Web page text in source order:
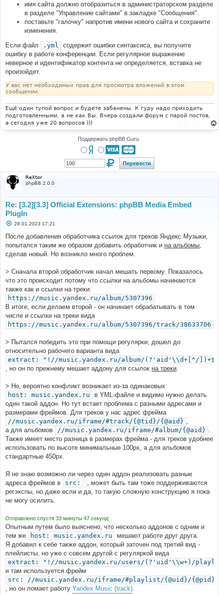
имя сайта должно отобразиться в администраторском разделе
в разделе "Управление сайтами" в закладке "Сообщения".
поставьте "галочку" напротив имени нового сайта и сохраните
изменения.
Если файл
.yml
содержит ошибки синтаксиса, вы получите
ошибку в работе конференции. Если регулярное выражение
неверное и идентификатор контента не определяется, вставка не
произойдет.
У вас нет необходимых прав для просмотра вложений в этом
сообщении.
Ещё один тупой вопрос и будете забанены. К гуру надо приходить
подготовленными, а не как Вы. Вчера создали форум с парой постов,
а сегодня уже 20 вопросов )))
Поддержать phpBB Guru
ReXtor
phpBB 2.0.0
Re: [3.2][3.3] Official Extensions: phpBB Media Embed
PlugIn
С
о
б
щ
е
н
е
28.01.2023 17:21
После добавления обработчика ссылок для треков Яндекс.Музыки,
попытался таким же образом добавить обработчик и на альбомы
сделав новый. Но возникло много проблем.
> Сначала второй обработчик начал мешать первому. Показалось
что это происходит потому что ссылки на альбомы начинаются
также как и ссылки на треки:
https://music.yandex.ru/album/5307396
В итоге, если делаем второй - он начинает обрабатывать в том
числе и ссылки на треки вида
https://music.yandex.ru/album/5307396/track/38633706
> Пытался победить это при помощи регулярки, дошел до
относительно рабочего варианта вида
extract: "!//music.yandex.ru/album/(?'aid'\\d+[^/
, но он по прежнему мешает аддону для ссылок на треки
> Но, вероятно конфликт возникает из-за одинаковых
host: music.yandex.ru
в YML-файле и видимо нужно делать
один такой аддон. Но тут встает проблема с разными адресами и
размерами фреймов. Для треков у нас адрес фрейма
//music.yandex.ru/iframe/#track/{@tid}/{@aid}
а для альбомов
//music.yandex.ru/iframe/#album/{@aid}
Также имеет место разница в размерах фрейма - для треков удобнее
использовать по высоте минимальные 100px, а для альбомов
стандартные 450px.
Я не знаю возможно ли через один аддон реализовать разные
адреса фреймов в
src:
, может быть там тоже поддерживаются
регэкспы, но даже если и да, то такую сложную конструкцию я пока
не могу осилить.
Отправлено спустя 33 минуты 47 секунд:
Опытным путем было выяснено, что несколько аддонов с одним и
тем же
host: music.yandex.ru
мешают работе друг друга.
Я добавил к себе также аддон, который заточен под третий вид -
плейлисты, но уже с совсем другой с регуляркой вида
extract: "!//music.yandex.ru/users/(?'uid'\\w+)/
и там используется фрейм
src: //music.yandex.ru/iframe/#playlist/{@uid}/{@pid}
, но он ломает работу Yandex Music (track)